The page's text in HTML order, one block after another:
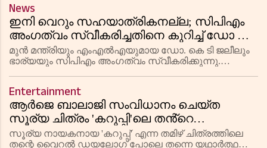
ഡോണൾഡ് ട്രംപിനെ ഇഷ്ടമാണ്' എന്ന ഗാനത്തിന്റെ
News
ഇനി വെറും സഹയാത്രികനല്ല; സിപിഎം
അംഗത്വം സ്വീകരിച്ചതിനെ കുറിച്ച് ഡോ കെ
ടി ജലീൽ, ഒപ്പം ഭാര്യയും; പാർട്ടി
പ്രതിസന്ധിയിലുള്ളപ്പോൾ ഒപ്പം
നിൽക്കേണ്ടത് ധർമമെന്ന് പ്രതികരണം
മുൻ മന്ത്രിയും എംഎൽഎയുമായ ഡോ. കെ ടി ജലീലും
ഭാര്യയും സിപിഎം അംഗത്വം സ്വീകരിക്കുന്നു.
ഘട്ടത്തിൽ പാർട്ടിക്കൊപ്പം നിൽക്കേണ്ടത
Entertainment
ആർജെ ബാലാജി സംവിധാനം ചെയ്ത
സൂര്യ ചിത്രം 'കറുപ്പി'ലെ തൻ്റെ
ഡയലോഗിന് പിന്നാലെ, യഥാർത്ഥ
സൂര്യ നായകനായ 'കറുപ്പ്' എന്ന തമിഴ് ചിത്രത്തിലെ
തന്റെ വൈറൽ ഡയലോഗ് പോലെ തന്നെ യഥാർത്ഥ